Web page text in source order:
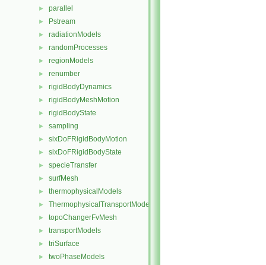
► parallel
► Pstream
► radiationModels
► randomProcesses
► regionModels
► renumber
► rigidBodyDynamics
► rigidBodyMeshMotion
► rigidBodyState
► sampling
► sixDoFRigidBodyMotion
► sixDoFRigidBodyState
► specieTransfer
► surfMesh
► thermophysicalModels
► ThermophysicalTransportModels
► topoChangerFvMesh
► transportModels
► triSurface
► twoPhaseModels